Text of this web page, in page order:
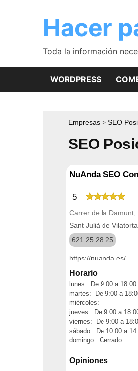
Hacer
Toda la información
WORDPRESS
Empresas SEO
SEO
NuAnda SEO
5
Carrer de la Damunt,
Sant Julià de
621 25 28 25
https://nuanda.es/
Horario
lunes: De 9:00 a 18:00
martes: De 9:00 a
miércoles:
jueves: De 9:00 a
viernes: De 9:00 a
sábado: De 10:00 a
domingo: Cerrado
Opiniones